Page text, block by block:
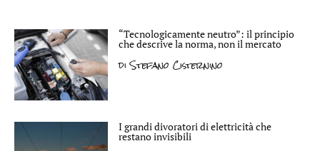
“Tecnologicamente neutro”: il principio
che descrive la norma, non il mercato
diStefano Cisternino
I grandi divoratori di elettricità che
restano invisibili